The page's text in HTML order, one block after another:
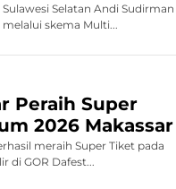
Selatan Andi Sudirman
skema Multi...
Peraih Super
2026 Makassar
meraih Super Tiket pada
GOR Dafest...